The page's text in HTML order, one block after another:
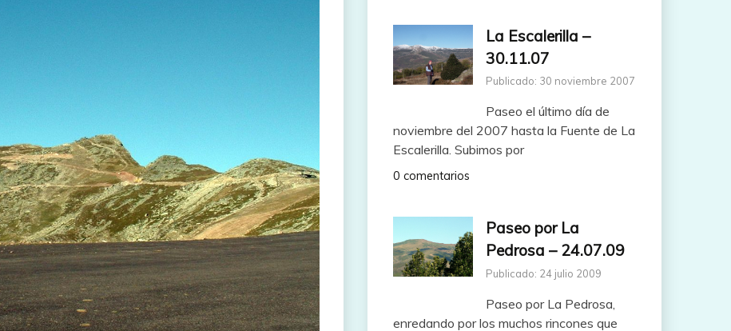
La Escalerilla –
30.11.07
Publicado: 30 noviembre 2007
Paseo el último día de
noviembre del 2007 hasta la Fuente de La
Escalerilla. Subimos por
0 comentarios
Paseo por La
Pedrosa – 24.07.09
Publicado: 24 julio 2009
Paseo por La Pedrosa,
enredando por los muchos rincones que